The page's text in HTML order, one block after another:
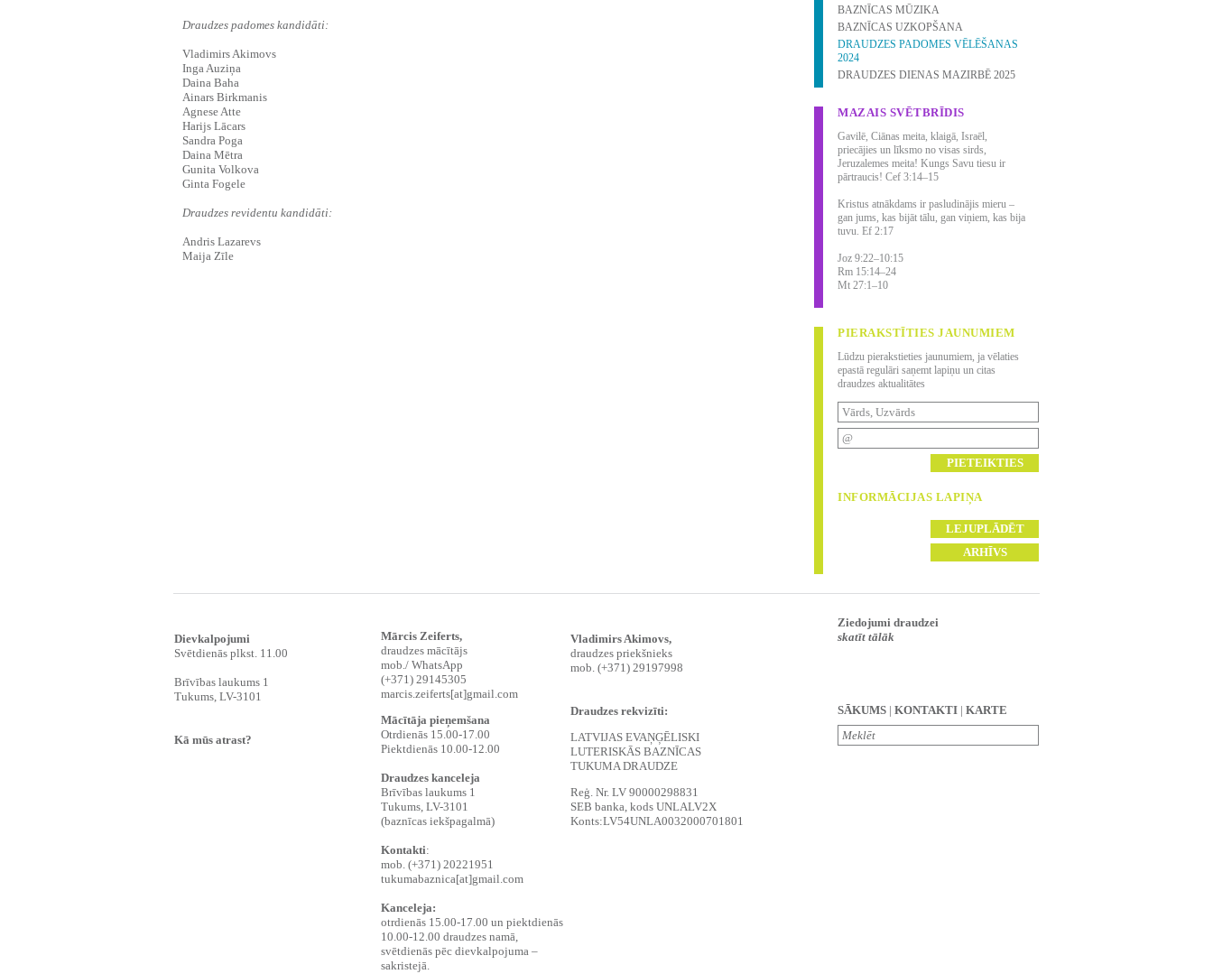
Draudzes padomes kandidāti:
Vladimirs Akimovs
Inga Auziņa
Daina Baha
Ainars Birkmanis
Agnese Atte
Harijs Lācars
Sandra Poga
Daina Mētra
Gunita Volkova
Ginta Fogele
Draudzes revidentu kandidāti:
Andris Lazarevs
Maija Zīle
BAZNĪCAS MŪZIKA
BAZNĪCAS UZKOPŠANA
DRAUDZES PADOMES VĒLĒŠANAS
2024
DRAUDZES DIENAS MAZIRBĒ 2025
MAZAIS SVĒTBRĪDIS
Gavilē, Ciānas meita, klaigā, Israēl,
priecājies un līksmo no visas sirds,
Jeruzalemes meita! Kungs Savu tiesu ir
pārtraucis! Cef 3:14–15
Kristus atnākdams ir pasludinājis mieru –
gan jums, kas bijāt tālu, gan viņiem, kas bija
tuvu. Ef 2:17
Joz 9:22–10:15
Rm 15:14–24
Mt 27:1–10
PIERAKSTĪTIES JAUNUMIEM
Lūdzu pierakstieties jaunumiem, ja vēlaties
epastā regulāri saņemt lapiņu un citas
draudzes aktualitātes
INFORMĀCIJAS LAPIŅA
Dievkalpojumi
Svētdienās plkst. 11.00
Brīvības laukums 1
Tukums, LV-3101
Kā mūs atrast?
Mārcis Zeiferts,
draudzes mācītājs
mob./ WhatsApp
(+371) 29145305
marcis.zeiferts[at]gmail.com
Mācītāja pieņemšana
Otrdienās 15.00-17.00
Piektdienās 10.00-12.00
Draudzes kanceleja
Brīvības laukums 1
‍Tukums, LV-3101
‍(baznīcas iekšpagalmā)
Kontakti:
‍mob. (+371) 20221951
tukumabaznica[at]gmail.com
Kanceleja:
otrdienās 15.00-17.00 un piektdienās
10.00-12.00 draudzes namā,
svētdienās pēc dievkalpojuma –
sakristejā.
Vladimirs Akimovs,
draudzes priekšnieks
mob. (+371) 29197998
Draudzes rekvizīti:
LATVIJAS EVAŅĢĒLISKI
LUTERISKĀS BAZNĪCAS
TUKUMA DRAUDZE
Reģ. Nr. LV 90000298831
SEB banka, kods UNLALV2X
Konts:LV54UNLA0032000701801
Ziedojumi draudzei
skatīt tālāk
SĀKUMS | KONTAKTI | KARTE